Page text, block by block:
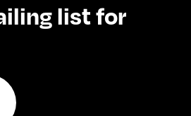
list for